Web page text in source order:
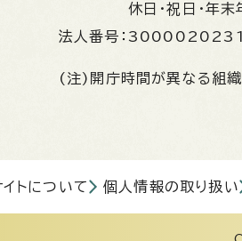
休日・祝日・年
法人番号：
(注)開庁時間が異なる組織
トについて 個人情報の取り扱い